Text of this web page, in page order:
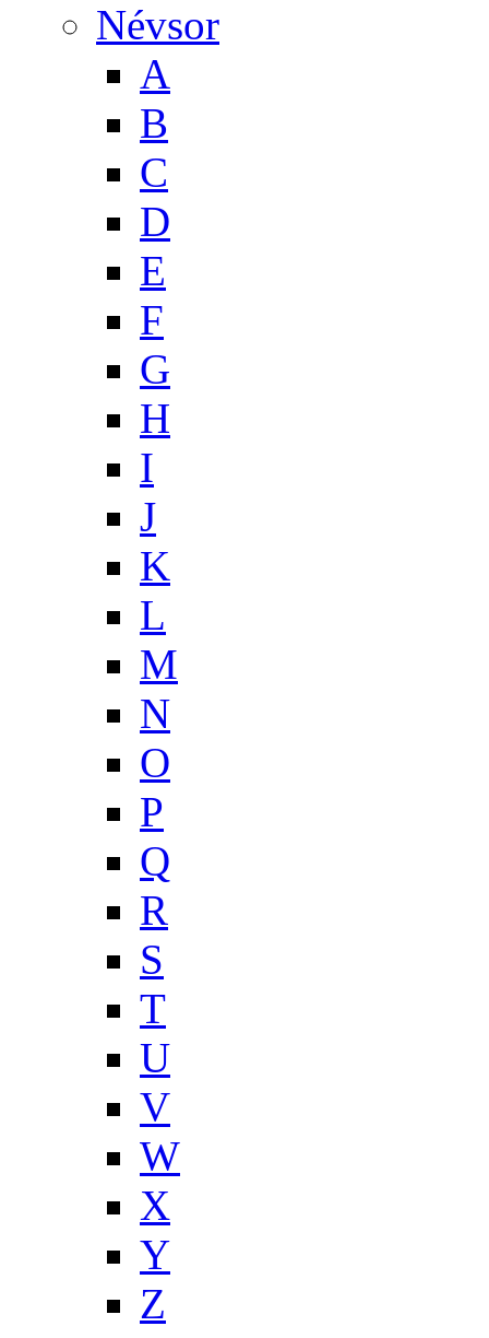
Névsor
A
B
C
D
E
F
G
H
I
J
K
L
M
N
O
P
Q
R
S
T
U
V
W
X
Y
Z